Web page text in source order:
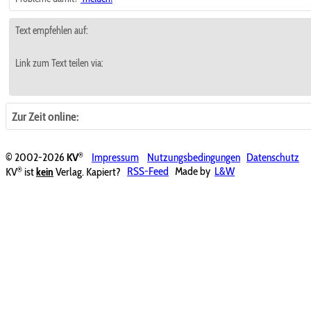
Text empfehlen auf:
Link zum Text teilen via:
Zur Zeit online:
© 2002-2026KV® Impressum Nutzungsbedingungen Datenschutz
KV® istkein Verlag. Kapiert? RSS-Feed Made by L&W